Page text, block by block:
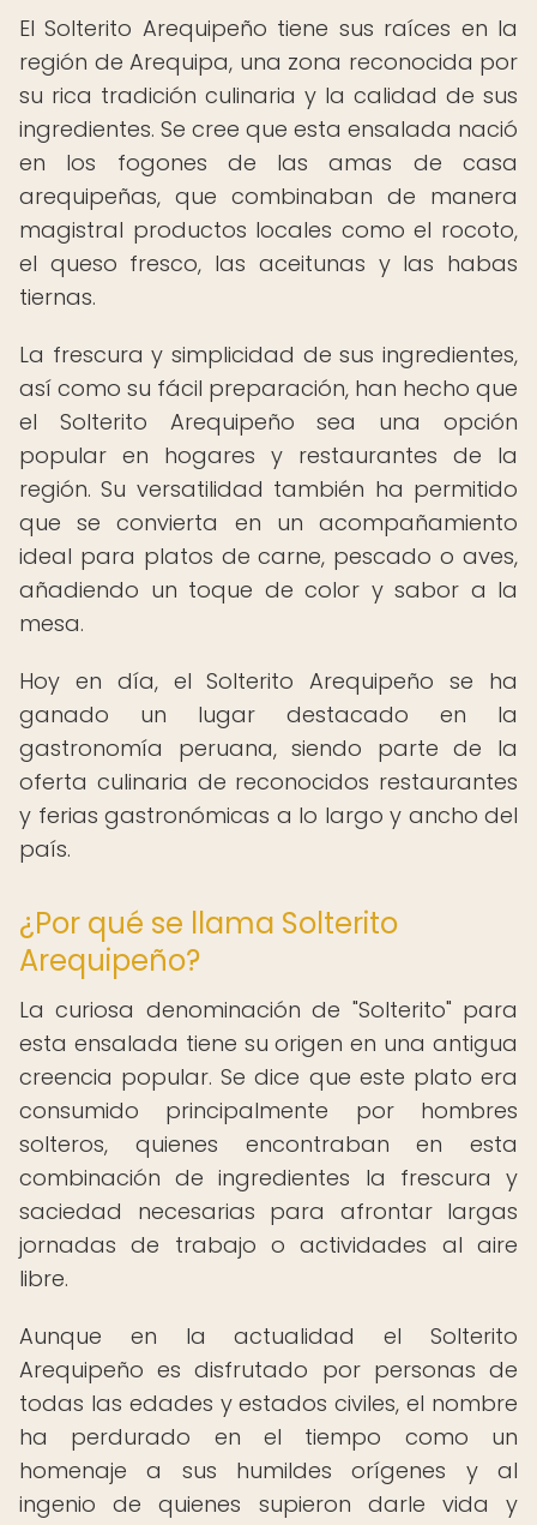
El Solterito Arequipeño tiene sus raíces en la
región de Arequipa, una zona reconocida por
su rica tradición culinaria y la calidad de sus
ingredientes. Se cree que esta ensalada nació
en los fogones de las amas de casa
arequipeñas, que combinaban de manera
magistral productos locales como el rocoto,
el queso fresco, las aceitunas y las habas
tiernas.
La frescura y simplicidad de sus ingredientes,
así como su fácil preparación, han hecho que
el Solterito Arequipeño sea una opción
popular en hogares y restaurantes de la
región. Su versatilidad también ha permitido
que se convierta en un acompañamiento
ideal para platos de carne, pescado o aves,
añadiendo un toque de color y sabor a la
mesa.
Hoy en día, el Solterito Arequipeño se ha
ganado un lugar destacado en la
gastronomía peruana, siendo parte de la
oferta culinaria de reconocidos restaurantes
y ferias gastronómicas a lo largo y ancho del
país.
¿Por qué se llama Solterito
Arequipeño?
La curiosa denominación de "Solterito" para
esta ensalada tiene su origen en una antigua
creencia popular. Se dice que este plato era
consumido principalmente por hombres
solteros, quienes encontraban en esta
combinación de ingredientes la frescura y
saciedad necesarias para afrontar largas
jornadas de trabajo o actividades al aire
libre.
Aunque en la actualidad el Solterito
Arequipeño es disfrutado por personas de
todas las edades y estados civiles, el nombre
ha perdurado en el tiempo como un
homenaje a sus humildes orígenes y al
ingenio de quienes supieron darle vida y